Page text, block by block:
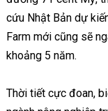
cứu Nhật Bản dự
Farm mới cũng sẽ
khoảng 5 năm.
Thời tiết cực đoan,